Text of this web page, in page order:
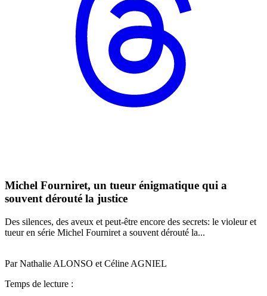
Michel Fourniret, un tueur énigmatique qui a
souvent dérouté la justice
Des silences, des aveux et peut-être encore des secrets: le violeur et
tueur en série Michel Fourniret a souvent dérouté la...
Par Nathalie ALONSO et Céline AGNIEL
Temps de lecture :